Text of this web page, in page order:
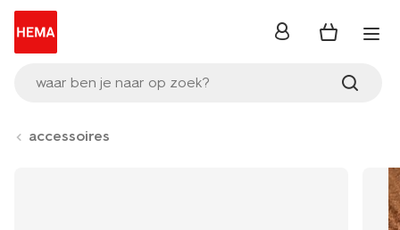
waar ben je naar op zoek?
inloggen
accessoires